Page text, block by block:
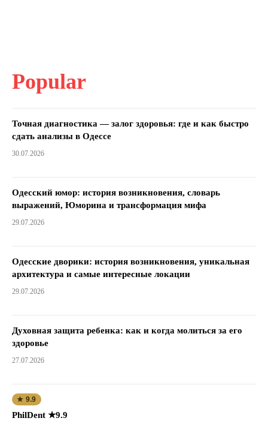
Popular
Точная диагностика — залог здоровья: где и как быстро
сдать анализы в Одессе
30.07.2026
Одесский юмор: история возникновения, словарь
выражений, Юморина и трансформация мифа
29.07.2026
Одесские дворики: история возникновения, уникальная
архитектура и самые интересные локации
29.07.2026
Духовная защита ребенка: как и когда молиться за его
здоровье
27.07.2026
★ 9.9
PhilDent ★9.9